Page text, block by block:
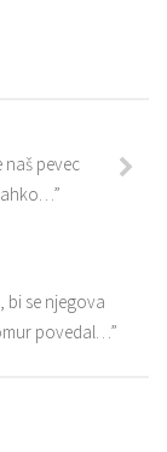
naš pevec
bi se njegova
povedal…”